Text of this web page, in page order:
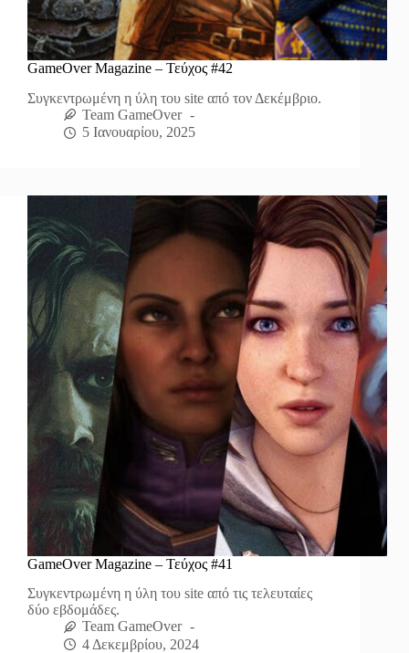
GameOver Magazine – Τεύχος #42
Συγκεντρωμένη η ύλη του site από τον Δεκέμβριο.
Team GameOver
5 Ιανουαρίου, 2025
GameOver Magazine – Τεύχος #41
Συγκεντρωμένη η ύλη του site από τις τελευταίες
δύο εβδομάδες.
Team GameOver
4 Δεκεμβρίου, 2024